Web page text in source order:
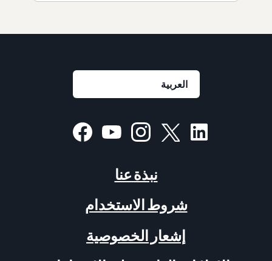
نبذة عنا
شروط الاستخدام
إشعار الخصوصية